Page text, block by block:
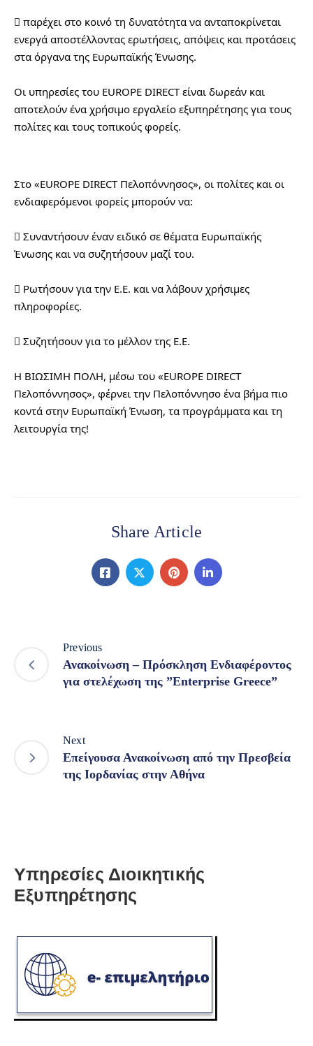
 παρέχει στο κοινό τη δυνατότητα να ανταποκρίνεται
ενεργά αποστέλλοντας ερωτήσεις, απόψεις και προτάσεις
στα όργανα της Ευρωπαϊκής Ένωσης.
Οι υπηρεσίες του EUROPE DIRECT είναι δωρεάν και
αποτελούν ένα χρήσιμο εργαλείο εξυπηρέτησης για τους
πολίτες και τους τοπικούς φορείς.
Στο «EUROPE DIRECT Πελοπόννησος», οι πολίτες και οι
ενδιαφερόμενοι φορείς μπορούν να:
 Συναντήσουν έναν ειδικό σε θέματα Ευρωπαϊκής
Ένωσης και να συζητήσουν μαζί του.
 Ρωτήσουν για την Ε.Ε. και να λάβουν χρήσιμες
πληροφορίες.
 Συζητήσουν για το μέλλον της Ε.Ε.
Η ΒΙΩΣΙΜΗ ΠΟΛΗ, μέσω του «EUROPE DIRECT
Πελοπόννησος», φέρνει την Πελοπόννησο ένα βήμα πιο
κοντά στην Ευρωπαϊκή Ένωση, τα προγράμματα και τη
λειτουργία της!
Share Article
Previous
Ανακοίνωση – Πρόσκληση Ενδιαφέροντος
για στελέχωση της ”Enterprise Greece”
Next
Επείγουσα Ανακοίνωση από την Πρεσβεία
της Ιορδανίας στην Αθήνα
Υπηρεσίες Διοικητικής
Εξυπηρέτησης